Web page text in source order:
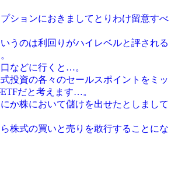
ションにおきましてとりわけ留意すべ
うのは利回りがハイレベルと評される
などに行くと…。
投資の各々のセールスポイントをミッ
だと考えます…。
か株において儲けを出せたとしまして
株式の買いと売りを敢行することにな